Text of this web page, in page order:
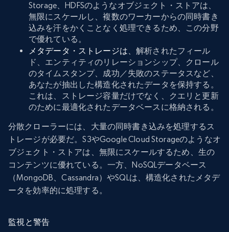
Storage、HDFSのようなオブジェクト・ストアは、
無限にスケールし、複数のワーカーからの同時書き
込みを汗をかくことなく処理できるため、この分野
で優れている。
メタデータ・ストレージは、解析されたフィール
ド、エンティティのリレーションシップ、クロール
のタイムスタンプ、成功／失敗のステータスなど、
あなたが抽出した構造化されたデータを保持する。
これは、ストレージ容量だけでなく、クエリと更新
のために最適化されたデータベースに格納される。
分散クローラーには、大量の同時書き込みを処理するス
トレージが必要だ。S3やGoogle Cloud Storageのようなオ
ブジェクト・ストアは、無限にスケールするため、生の
コンテンツに優れている。一方、NoSQLデータベース
（MongoDB、Cassandra）やSQLは、構造化されたメタデ
ータを効率的に処理する。
監視と警告